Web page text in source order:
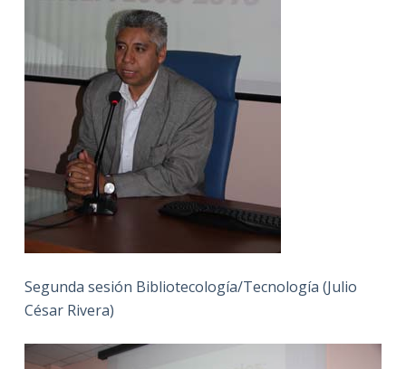
Segunda sesión Bibliotecología/Tecnología (Julio
César Rivera)